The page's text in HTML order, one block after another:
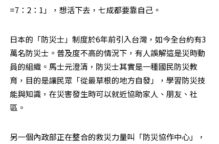
=7：2：1」，想活下去，七成都要靠自己。
日本的「防災士」制度於6年前引入台灣，如今全台約有3
萬名防災士。普及度不高的情況下，有人誤解這是災時動
員的組織。馬士元澄清，防災士其實是一種國民防災教
育，目的是讓民眾「從最草根的地方自發」，學習防災技
能與知識，在災害發生時可以就近協助家人、朋友、社
區。
另一個內政部正在整合的救災力量叫「防災協作中心」，